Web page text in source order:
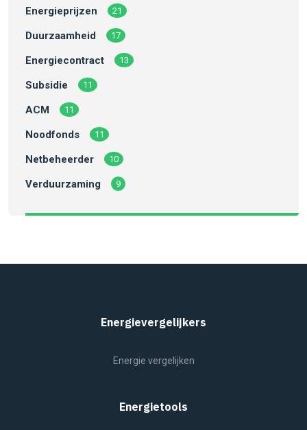
Energieprijzen 21
Duurzaamheid 17
Energiecontract 13
Subsidie 11
ACM 11
Noodfonds 11
Netbeheerder 10
Verduurzaming 9
Energievergelijkers
Energie vergelijken
Energietools